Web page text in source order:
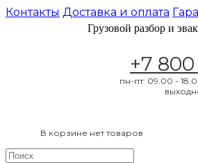
Контакты Доставка и оплата
Грузовой разбор и
+7 800
пн-пт: 09.00 -
В корзине нет товаров